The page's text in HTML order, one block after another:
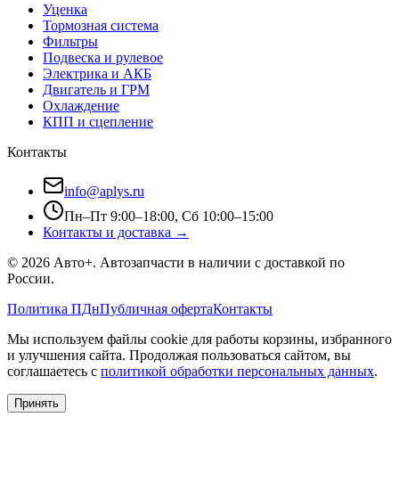
Уценка
Тормозная система
Фильтры
Подвеска и рулевое
Электрика и АКБ
Двигатель и ГРМ
Охлаждение
КПП и сцепление
Контакты
info@aplys.ru
Пн–Пт 9:00–18:00, Сб 10:00–15:00
Контакты и доставка →
© 2026 Авто+. Автозапчасти в наличии с доставкой по
России.
Политика ПДнПубличная офертаКонтакты
Мы используем файлы cookie для работы корзины, избранного
и улучшения сайта. Продолжая пользоваться сайтом, вы
соглашаетесь с политикой обработки персональных данных.
Принять